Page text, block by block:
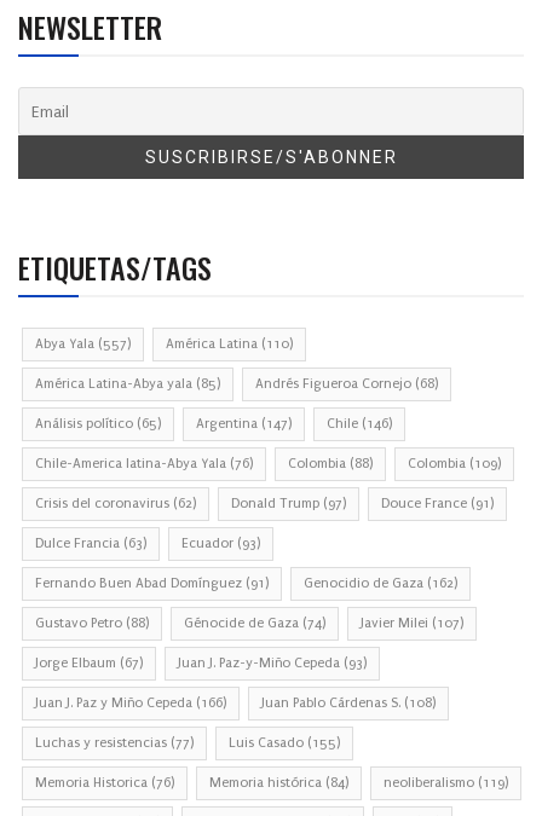
NEWSLETTER
ETIQUETAS/TAGS
Abya Yala (557) América Latina (110)
América Latina-Abya yala (85) Andrés Figueroa Cornejo (68)
Análisis político (65) Argentina (147) Chile (146)
Chile-America latina-Abya Yala (76) Colombia (88) Colombia (109)
Crisis del coronavirus (62) Donald Trump (97) Douce France (91)
Dulce Francia (63) Ecuador (93)
Fernando Buen Abad Domínguez (91) Genocidio de Gaza (162)
Gustavo Petro (88) Génocide de Gaza (74) Javier Milei (107)
Jorge Elbaum (67) Juan J. Paz-y-Miño Cepeda (93)
Juan J. Paz y Miño Cepeda (166) Juan Pablo Cárdenas S. (108)
Luchas y resistencias (77) Luis Casado (155)
Memoria Historica (76) Memoria histórica (84) neoliberalismo (119)